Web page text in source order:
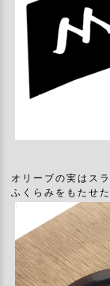
オリーブの実はス
ふくらみをもたせ